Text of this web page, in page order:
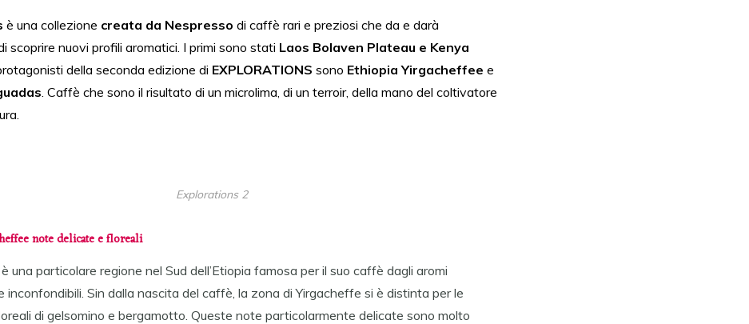
è una collezione creata da Nespresso di caffè rari e preziosi che da e darà
scoprire nuovi profili aromatici. I primi sono stati Laos Bolaven Plateau e Kenya
della seconda edizione di EXPLORATIONS sono Ethiopia Yirgacheffee e
. Caffè che sono il risultato di un microlima, di un terroir, della mano del coltivatore
Explorations 2
e note delicate e floreali
è una particolare regione nel Sud dell’Etiopia famosa per il suo caffè dagli aromi
inconfondibili. Sin dalla nascita del caffè, la zona di Yirgacheffe si è distinta per le
di gelsomino e bergamotto. Queste note particolarmente delicate sono molto